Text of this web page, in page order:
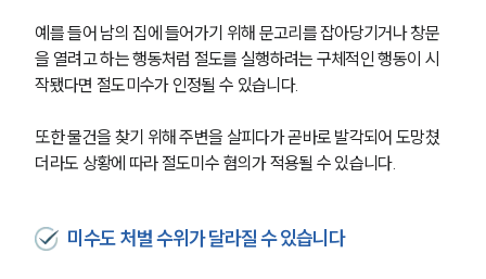
예를 들어 남의 집에 들어가기 위해 문고리를 잡아당기거나 창문
을 열려고 하는 행동처럼 절도를 실행하려는 구체적인 행동이 시
작됐다면 절도미수가 인정될 수 있습니다.
또한 물건을 찾기 위해 주변을 살피다가 곧바로 발각되어 도망쳤
더라도 상황에 따라 절도미수 혐의가 적용될 수 있습니다.
미수도 처벌 수위가 달라질 수 있습니다